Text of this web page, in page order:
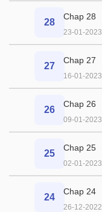
28
Chap 28
23-01-2023
27
Chap 27
16-01-2023
26
Chap 26
09-01-2023
25
Chap 25
02-01-2023
24
Chap 24
26-12-2022